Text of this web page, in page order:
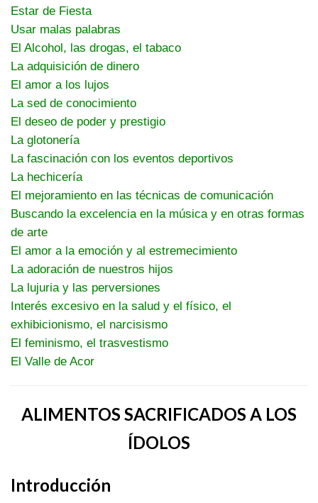
Estar de Fiesta
Usar malas palabras
El Alcohol, las drogas, el tabaco
La adquisición de dinero
El amor a los lujos
La sed de conocimiento
El deseo de poder y prestigio
La glotonería
La fascinación con los eventos deportivos
La hechicería
El mejoramiento en las técnicas de comunicación
Buscando la excelencia en la música y en otras formas
de arte
El amor a la emoción y al estremecimiento
La adoración de nuestros hijos
La lujuria y las perversiones
Interés excesivo en la salud y el físico, el
exhibicionismo, el narcisismo
El feminismo, el trasvestismo
El Valle de Acor
ALIMENTOS SACRIFICADOS A LOS
ÍDOLOS
Introducción